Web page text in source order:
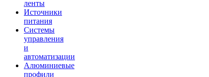
ленты
Источники
питания
Системы
управления
и
автоматизации
Алюминиевые
профили